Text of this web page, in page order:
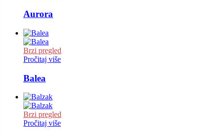
Aurora
Brzi pregled
Pročitaj više
Balea
Brzi pregled
Pročitaj više